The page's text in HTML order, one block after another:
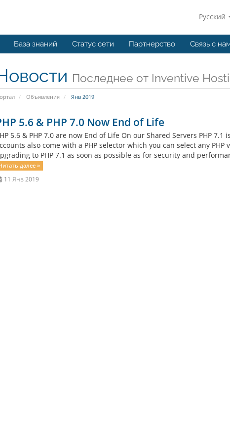
Русский
База знаний Статус сети Партнерство Связь с
Последнее от Inventive
Объявления Янв 2019
5.6 & PHP 7.0 Now End of Life
5.6 & PHP 7.0 are now End of Life On our Shared Servers PHP
also come with a PHP selector which you can select any PHP
to PHP 7.1 as soon as possible as for security and
далее »
11 Янв 2019